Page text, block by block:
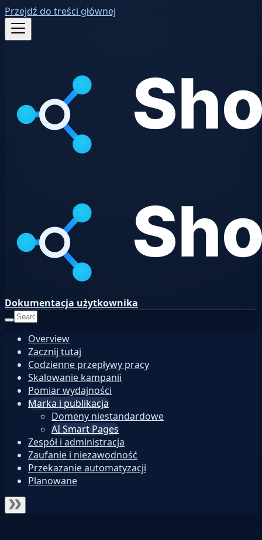
Przejdź do treści głównej
Dokumentacja użytkownika
Overview
Zacznij tutaj
Codzienne przepływy pracy
Skalowanie kampanii
Pomiar wydajności
Marka i publikacja
Domeny niestandardowe
AI Smart Pages
Zespół i administracja
Zaufanie i niezawodność
Przekazanie automatyzacji
Planowane